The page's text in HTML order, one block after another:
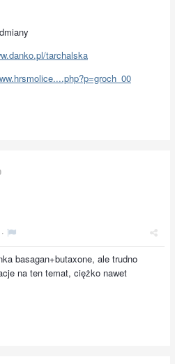
tarchalska
·
basagan+butaxone, ale trudno
na ten temat, ciężko nawet